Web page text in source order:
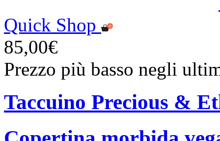
Quick Shop
85,00€
Prezzo più basso negli
Taccuino Precious &